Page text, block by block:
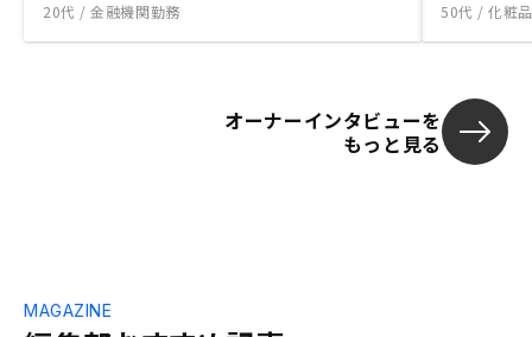
20代 / 金融機関勤務 50代 / 化粧
オーナーインタビューを
もっと見る
MAGAZINE